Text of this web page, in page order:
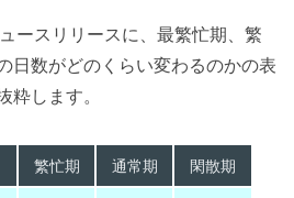
ースリリースに、最繁忙期、繁
日数がどのくらい変わるのかの表
粋します。
繁忙期 通常期 閑散期